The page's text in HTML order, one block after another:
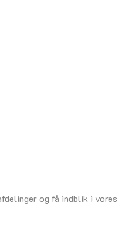
og få indblik i vores